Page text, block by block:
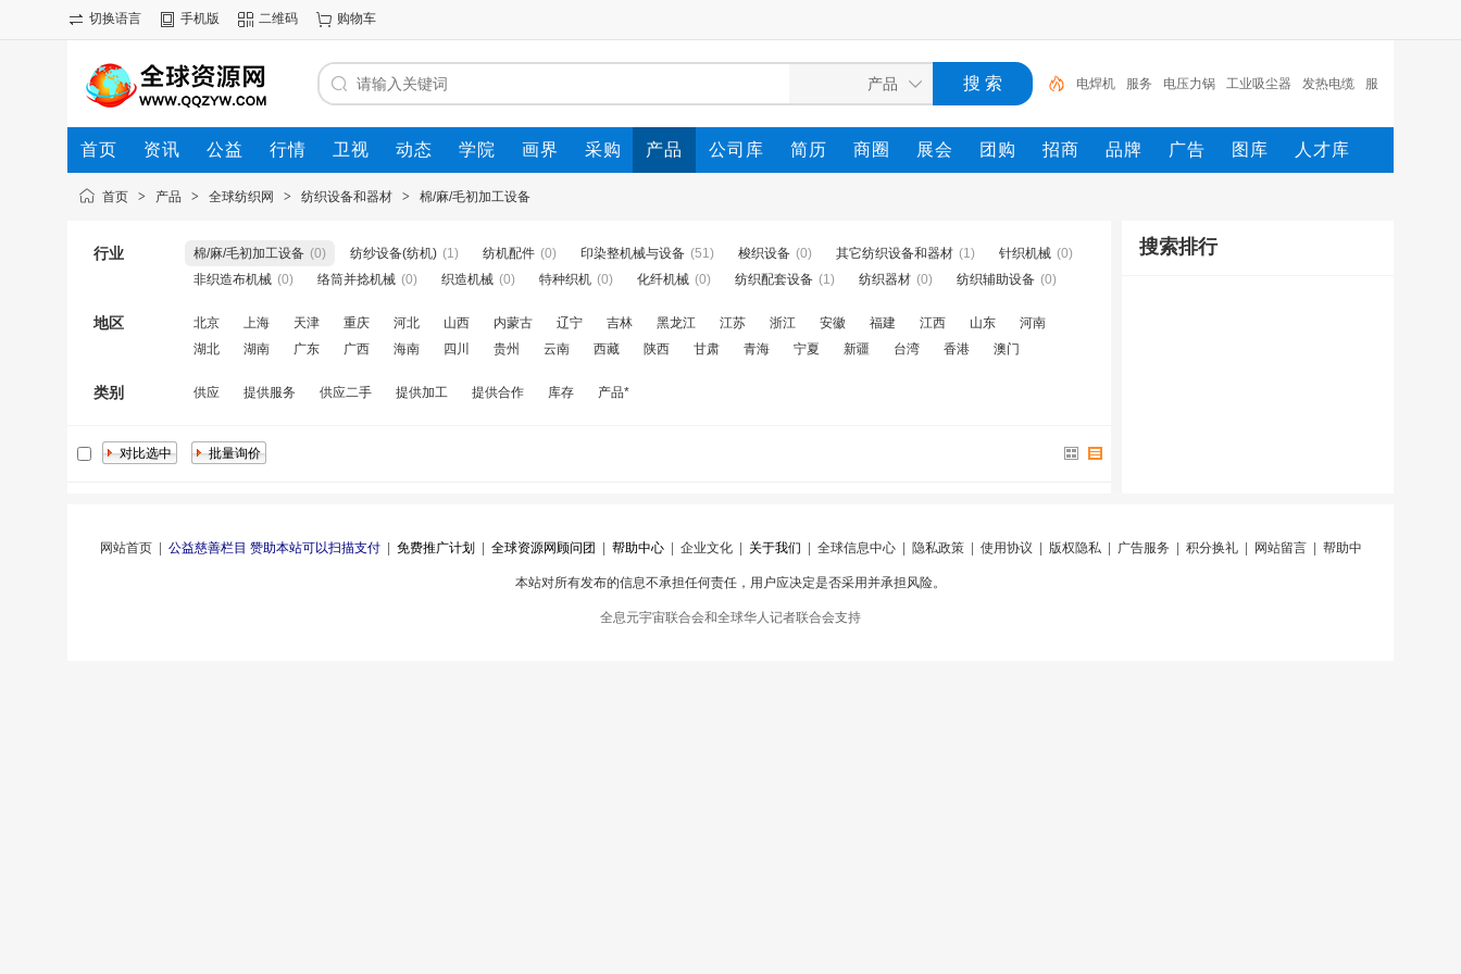
切换语言 手机版 二维码 购物车
电焊机 服务 电压力锅 工业吸尘器 发热电缆 服
装 服装打包机 服务/ 工具 家用电器
首页 资讯 公益 行情 卫视 动态 学院 画界 采购 产品 公司库 简历 商圈 展会 团购 招商 品牌 广告 图库 人才库
首页 > 产品 > 全球纺织网 > 纺织设备和器材 > 棉/麻/毛初加工设备
行业 棉/麻/毛初加工设备 (0) 纺纱设备(纺机) (1) 纺机配件 (0) 印染整机械与设备 (51) 梭织设备 (0) 其它纺织设备和器材 (1) 针织机械 (0)
非织造布机械 (0) 络筒并捻机械 (0) 织造机械 (0) 特种织机 (0) 化纤机械 (0) 纺织配套设备 (1) 纺织器材 (0) 纺织辅助设备 (0)
地区 北京 上海 天津 重庆 河北 山西 内蒙古 辽宁 吉林 黑龙江 江苏 浙江 安徽 福建 江西 山东
河南
湖北
湖南 广东 广西 海南 四川 贵州 云南 西藏 陕西 甘肃 青海 宁夏 新疆 台湾 香港 澳门
类别 供应 提供服务 供应二手 提供加工 提供合作 库存 产品*
搜索排行
网站首页| 公益慈善栏目 赞助本站可以扫描支付| 免费推广计划 全球资源网顾问团 帮助中心| 企业文化| 关于我们 全球信息中心| 隐私政策| 使用协议 版权隐私| 广告服务 积分换礼| 网站留言| 帮助中
心|违规举报
本站对所有发布的信息不承担任何责任，用户应决定是否采用并承担风险。
全息元宇宙联合会和全球华人记者联合会支持